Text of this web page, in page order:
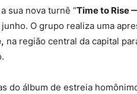
sua nova turnê “Time to Rise
O grupo realiza uma
na região central da capital
do álbum de estreia